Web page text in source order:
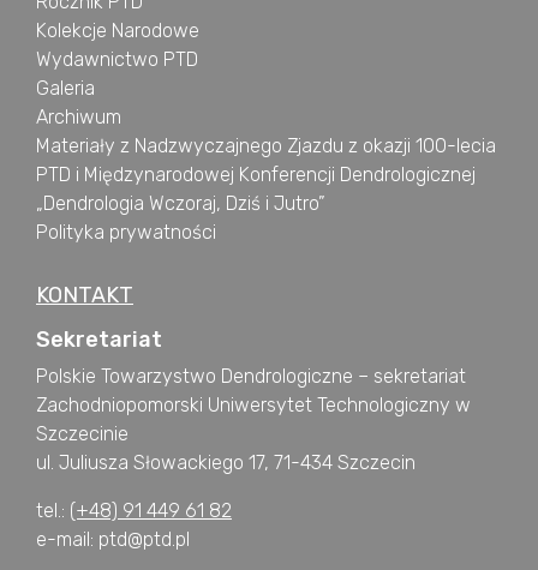
Kolekcje Narodowe
Wydawnictwo PTD
Galeria
Archiwum
Materiały z Nadzwyczajnego Zjazdu z okazji 100-lecia
PTD i Międzynarodowej Konferencji Dendrologicznej
„Dendrologia Wczoraj, Dziś i Jutro”
Polityka prywatności
KONTAKT
Sekretariat
Polskie Towarzystwo Dendrologiczne – sekretariat
Zachodniopomorski Uniwersytet Technologiczny w
Szczecinie
ul. Juliusza Słowackiego 17, 71-434 Szczecin
tel.: (+48) 91 449 61 82
e-mail: ptd@ptd.pl